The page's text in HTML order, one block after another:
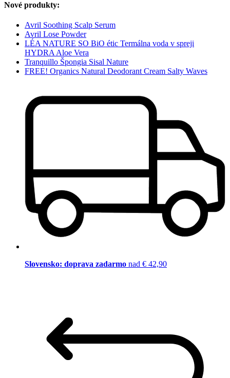
Nové produkty:
Avril Soothing Scalp Serum
Avril Lose Powder
LÉA NATURE SO BiO étic Termálna voda v spreji
HYDRA Aloe Vera
Tranquillo Špongia Sisal Nature
FREE! Organics Natural Deodorant Cream Salty Waves
Slovensko: doprava zadarmo nad € 42,90